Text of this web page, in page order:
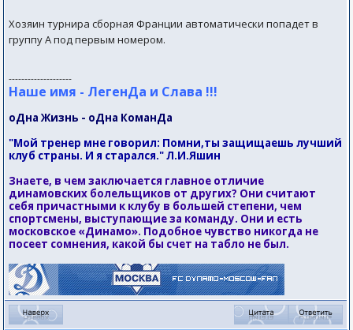
Хозяин турнира сборная Франции автоматически попадет в
группу A под первым номером.
--------------------
Наше имя - ЛегенДа и Слава !!!
оДна Жизнь - оДна КоманДа
"Мой тренер мне говорил: Помни,ты защищаешь лучший
клуб страны. И я старался." Л.И.Яшин
Знаете, в чем заключается главное отличие
динамовских болельщиков от других? Они считают
себя причастными к клубу в большей степени, чем
спортсмены, выступающие за команду. Они и есть
московское «Динамо». Подобное чувство никогда не
посеет сомнения, какой бы счет на табло не был.